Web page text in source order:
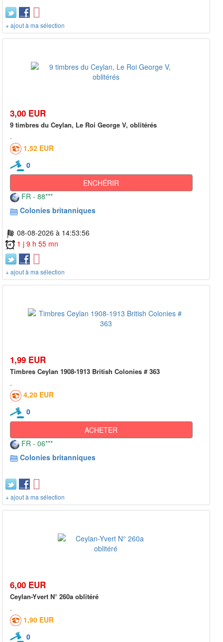
+ ajout à ma sélection
3,00 EUR
9 timbres du Ceylan, Le Roi George V, oblitérés
1,52 EUR
0
ENCHÉRIR
FR - 88***
Colonies britanniques
08-08-2026 à 14:53:56
1 j 9 h 55 mn
+ ajout à ma sélection
1,99 EUR
Timbres Ceylan 1908-1913 British Colonies # 363
4,20 EUR
0
ACHETER
FR - 06***
Colonies britanniques
+ ajout à ma sélection
6,00 EUR
Ceylan-Yvert N° 260a oblitéré
1,90 EUR
0